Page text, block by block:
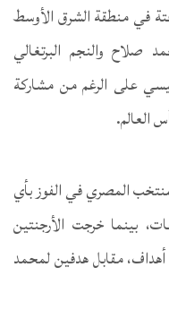
في منطقة الشرق الأوسط
صلاح والنجم البرتغالي
ميسي على الرغم من مشاركة
العالم.
المصري في الفوز بأي
بينما خرجت الأرجنتين
من دور الـ16، وسجل رونالدو 4 أهداف، مقابل هدفين لمحمد